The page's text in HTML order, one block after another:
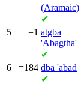
(Aramaic)
✔
5 =1 atgba
'Abagtha'
✔
6 =184 dba 'abad
✔